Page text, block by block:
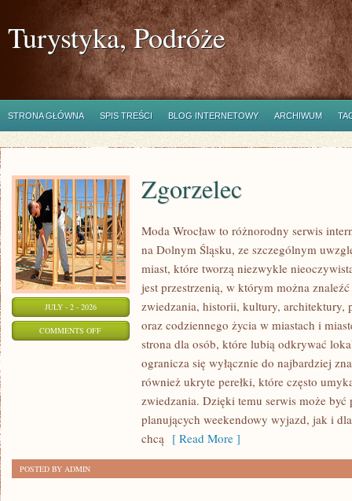
Turystyka, Podróże
STRONA GŁÓWNA SPIS TREŚCI BLOG INTERNETOWY ARCHIWUM
JULY - 2 - 2026
COMMENTS OFFON
ZGORZELEC
Zgorzelec
Moda Wrocław to różnorodny serwis
na Dolnym Śląsku, ze szczególnym
miast, które tworzą niezwykle
jest przestrzenią, w którym można
zwiedzania, historii, kultury, architektury,
oraz codziennego życia w miastach i
strona dla osób, które lubią odkrywać
ogranicza się wyłącznie do najbardziej
również ukryte perełki, które często
zwiedzania. Dzięki temu serwis może
planujących weekendowy wyjazd, jak i
chcą [ Read More ]
POSTED BY ADMIN